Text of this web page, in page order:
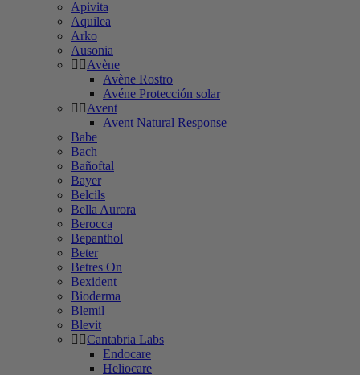
Apivita
Aquilea
Arko
Ausonia
Avène
Avène Rostro
Avéne Protección solar
Avent
Avent Natural Response
Babe
Bach
Bañoftal
Bayer
Belcils
Bella Aurora
Berocca
Bepanthol
Beter
Betres On
Bexident
Bioderma
Blemil
Blevit
Cantabria Labs
Endocare
Heliocare